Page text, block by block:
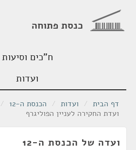
כנסת פתוחה
ח"כים וסיעות
ועדות
דף הבית / ועדות / הכנסת ה-12
/
ועדת החקירה לעניין הפוליגרף
ועדה של הכנסת ה-12